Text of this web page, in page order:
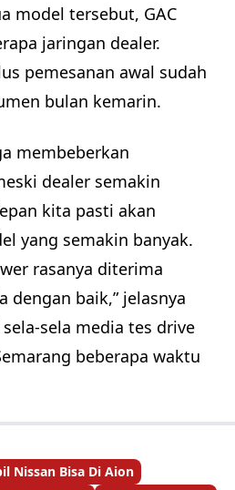
model tersebut, GAC
jaringan dealer.
pemesanan awal sudah
bulan kemarin.
membeberkan
dealer semakin
kita pasti akan
yang semakin banyak.
rasanya diterima
dengan baik,” jelasnya
sela media tes drive
beberapa waktu
Nissan Bisa Di Aion